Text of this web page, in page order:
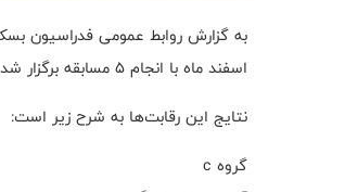
به گزارش روابط عمومی فدراسیون
اسفند ماه با انجام ۵ مسابقه برگزار شد.
نتایج این رقابت‌ها به شرح زیر است:
گروه c